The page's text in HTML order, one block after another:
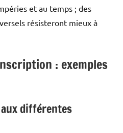
et au temps ; des
résisteront mieux à
: exemples
différentes